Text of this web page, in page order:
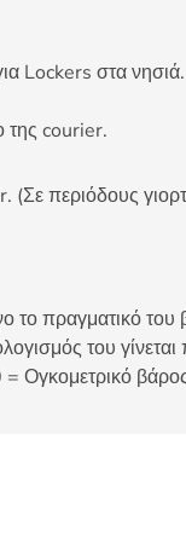
Lockers στα νησιά.
της courier.
περιόδους
πραγματικό του
του γίνεται
Ογκομετρικό